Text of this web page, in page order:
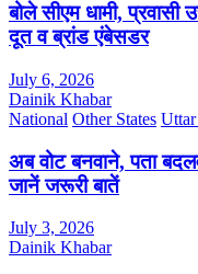
बोले सीएम धामी,
दूत व ब्रांड एंबेसडर
July 6, 2026
Dainik Khabar
National Other States Uttar
अब वोट बनवाने, पता
जानें जरूरी बातें
July 3, 2026
Dainik Khabar